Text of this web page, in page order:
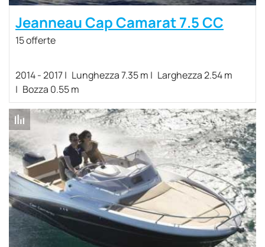
Jeanneau Cap Camarat 7.5 CC
15 offerte
2014 - 2017 Lunghezza 7.35 m
Larghezza 2.54 m
Bozza 0.55 m